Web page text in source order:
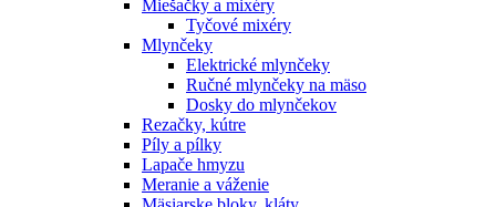
Miešačky a mixéry
Tyčové mixéry
Mlynčeky
Elektrické mlynčeky
Ručné mlynčeky na mäso
Dosky do mlynčekov
Rezačky, kútre
Píly a pílky
Lapače hmyzu
Meranie a váženie